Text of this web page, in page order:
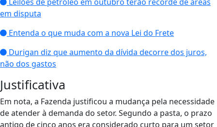
em disputa
Entenda o que muda com a nova Lei do Frete
Durigan diz que aumento da dívida decorre dos juros,
não dos gastos
Justificativa
Em nota, a Fazenda justificou a mudança pela necessidade
de atender à demanda do setor. Segundo a pasta, o prazo
antigo de cinco anos era considerado curto para um setor